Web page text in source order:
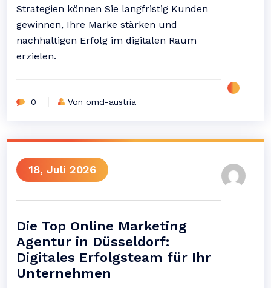
Strategien können Sie langfristig Kunden
gewinnen, Ihre Marke stärken und
nachhaltigen Erfolg im digitalen Raum
erzielen.
0 Von omd-austria
18, Juli 2026
Die Top Online Marketing
Agentur in Düsseldorf:
Digitales Erfolgsteam für Ihr
Unternehmen